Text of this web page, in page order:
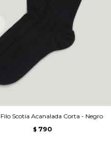
Filo Scotia Acanalada Corta - Negro
$ 790